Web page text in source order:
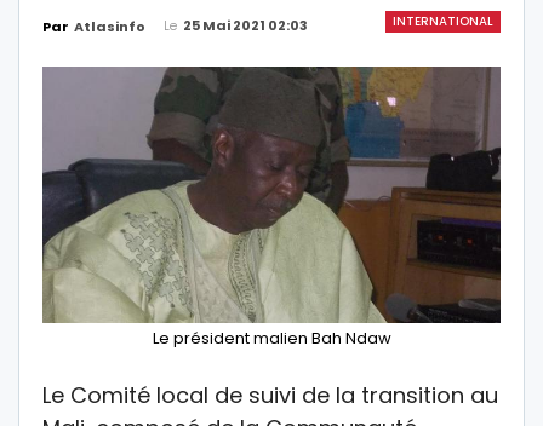
INTERNATIONAL
Par Atlasinfo Le 25 Mai 2021 02:03
Le président malien Bah Ndaw
Le Comité local de suivi de la transition au